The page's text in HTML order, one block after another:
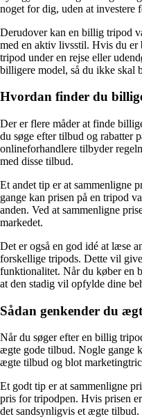
noget for dig, uden at investere
Derudover kan en billig tripod
med en aktiv livsstil. Hvis du er
tripod under en rejse eller
billigere model, så du ikke skal
Hvordan finder du
Der er flere måder at finde
du søge efter tilbud og rabatter
onlineforhandlere tilbyder
med disse tilbud.
Et andet tip er at sammenligne
gange kan prisen på en tripod
anden. Ved at sammenligne
markedet.
Det er også en god idé at læse
forskellige tripods. Dette vil
funktionalitet. Når du køber en
at den stadig vil opfylde dine
Sådan genkender du
Når du søger efter en billig
ægte gode tilbud. Nogle gange
ægte tilbud og blot
Et godt tip er at sammenligne
pris for tripodpen. Hvis prisen
det sandsynligvis et ægte